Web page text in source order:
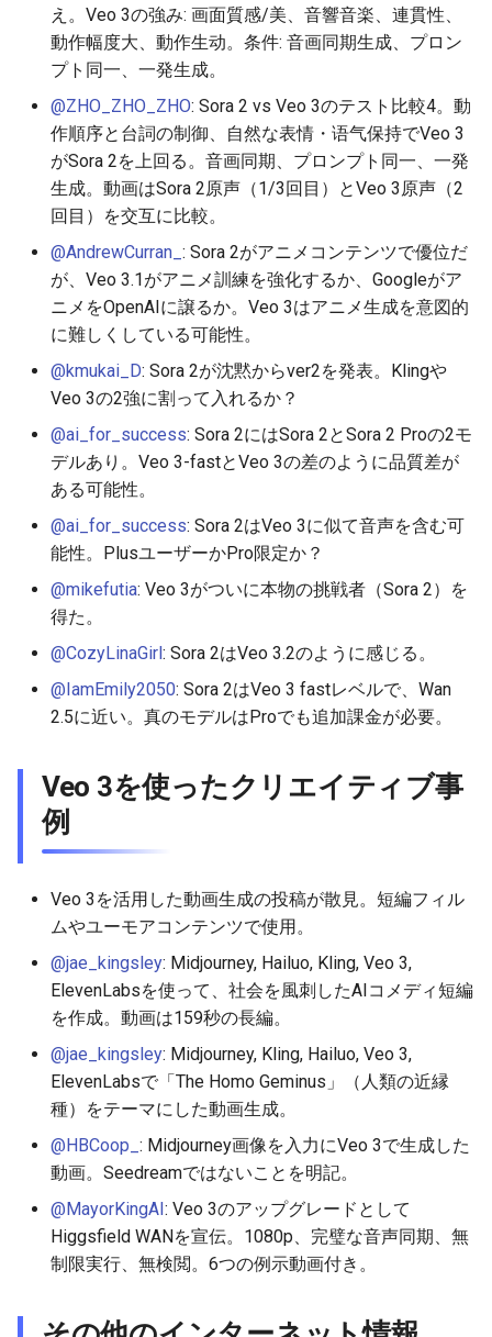
2026-06-09
2026-06-07
2026-06-06
2026-06-05
2026-06-04
2026-06-02
2026-06-01
2026-05-31
2026-05-28
2026-05-27
2026-05-26
2026-05-24
2026-05-22
2026-05-21
2026-05-20
2026-05-19
2026-05-18
2026-05-17
2026-05-16
2025-11-24
2025-11-22
2025-11-21
2025-11-20
2025-11-19
2025-11-17
2025-11-16
2025-11-15
2025-11-12
2025-11-11
2025-11-10
2025-11-08
2025-11-06
2025-11-05
2025-11-04
2025-11-03
2025-11-02
2025-11-01
2025-10-31
2026-06-09
2026-06-07
2026-06-06
2026-06-05
2026-06-04
2026-06-02
2026-06-01
2026-05-31
2026-05-28
2026-05-27
2026-05-26
2026-05-24
2026-05-22
2026-05-21
2026-05-20
2026-05-19
2026-05-18
2026-05-17
2026-05-16
2025-11-24
2025-11-22
2025-11-21
2025-11-20
2025-11-19
2025-11-17
2025-11-16
2025-11-15
2025-11-12
2025-11-11
2025-11-10
2025-11-08
2025-11-06
2025-11-05
2025-11-04
2025-11-03
2025-11-02
2025-11-01
2025-10-31
2026-06-06
2026-06-04
2026-06-03
2026-06-02
2026-06-01
2026-05-30
2026-05-29
2026-05-28
2026-05-25
2026-05-24
2026-05-23
2026-05-21
2026-05-19
2026-05-18
2026-05-17
2026-05-16
2026-05-15
2026-05-14
2026-05-13
2025-11-24
2025-11-22
2025-11-21
2025-11-20
2025-11-19
2025-11-17
2025-11-16
2025-11-15
2025-11-12
2025-11-11
2025-11-10
2025-11-08
2025-11-06
2025-11-05
2025-11-04
2025-11-03
2025-11-02
2025-11-01
2025-10-31
2026-06-06
2026-06-04
2026-06-03
2026-06-02
2026-05-31
2026-05-29
2026-05-28
2026-05-27
2026-05-25
2026-05-24
2026-05-23
2026-05-22
2026-05-21
2026-05-20
2026-05-18
2026-05-17
2026-05-16
2026-05-15
2026-05-14
2026-05-13
2026-05-12
2026-06-09
2026-06-07
2026-06-06
2026-06-05
2026-06-04
2026-06-02
2026-06-01
2026-05-31
2026-05-28
2026-05-27
2026-05-26
2026-05-24
2026-05-22
2026-05-21
2026-05-20
2026-05-18
2026-06-03
2026-06-01
2026-05-31
2026-05-30
え。Veo 3の強み: 画面質感/美、音響音楽、連貫性、
動作幅度大、動作生动。条件: 音画同期生成、プロン
プト同一、一発生成。
@ZHO_ZHO_ZHO: Sora 2 vs Veo 3のテスト比較4。動
作順序と台詞の制御、自然な表情・语气保持でVeo 3
がSora 2を上回る。音画同期、プロンプト同一、一発
生成。動画はSora 2原声（1/3回目）とVeo 3原声（2
回目）を交互に比較。
@AndrewCurran_ : Sora 2がアニメコンテンツで優位だ
が、Veo 3.1がアニメ訓練を強化するか、Googleがア
ニメをOpenAIに譲るか。Veo 3はアニメ生成を意図的
に難しくしている可能性。
@kmukai_D: Sora 2が沈黙からver2を発表。Klingや
Veo 3の2強に割って入れるか？
@ai_for_success: Sora 2にはSora 2とSora 2 Proの2モ
デルあり。Veo 3-fastとVeo 3の差のように品質差が
ある可能性。
@ai_for_success: Sora 2はVeo 3に似て音声を含む可
能性。PlusユーザーかPro限定か？
@mikefutia: Veo 3がついに本物の挑戦者（Sora 2）を
得た。
@CozyLinaGirl : Sora 2はVeo 3.2のように感じる。
@IamEmily2050: Sora 2はVeo 3 fastレベルで、Wan
2.5に近い。真のモデルはProでも追加課金が必要。
Veo 3を使ったクリエイティブ事
例
Veo 3を活用した動画生成の投稿が散見。短編フィル
ムやユーモアコンテンツで使用。
@jae_kingsley: Midjourney, Hailuo, Kling, Veo 3,
ElevenLabsを使って、社会を風刺したAIコメディ短編
を作成。動画は159秒の長編。
@jae_kingsley: Midjourney, Kling, Hailuo, Veo 3,
ElevenLabsで「The Homo Geminus」（人類の近縁
種）をテーマにした動画生成。
@HBCoop_ : Midjourney画像を入力にVeo 3で生成した
動画。Seedreamではないことを明記。
@MayorKingAI: Veo 3のアップグレードとして
Higgsfield WANを宣伝。1080p、完璧な音声同期、無
制限実行、無検閲。6つの例示動画付き。